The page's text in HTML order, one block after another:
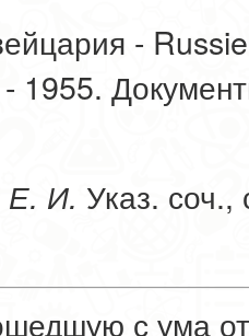
-
1955.
Е. И. Указ. соч.,
с ума